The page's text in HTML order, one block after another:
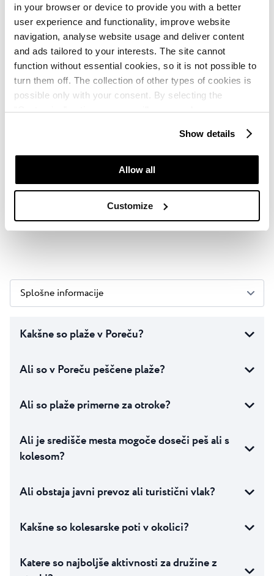
in your browser or device to provide you with a better
user experience and functionality, improve website
navigation, analyse website usage and deliver content
and ads tailored to your interests. The site cannot
function without essential cookies, so it is not possible to
turn them off. The collection of other types of cookies is
possible only with your consent. By selecting the
“Customise” option, a menu will appear where you can
which purposes we may process your data. You can
manage your “Details” selection in your browser at any
Show details
Allow all
Customize
Rezervirajte svoj popoln oddih v Poreču
Rezervirajte z zaupanjem –
odgovori na pogosta vprašanja
Splošne informacije
Kakšne so plaže v Poreču?
Ali so v Poreču peščene plaže?
Ali so plaže primerne za otroke?
Ali je središče mesta mogoče doseči peš ali s
kolesom?
Ali obstaja javni prevoz ali turistični vlak?
Kakšne so kolesarske poti v okolici?
Katere so najboljše aktivnosti za družine z